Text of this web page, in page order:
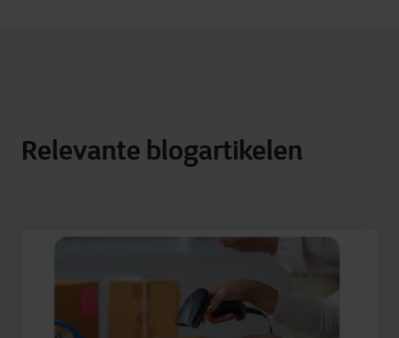
Relevante blogartikelen